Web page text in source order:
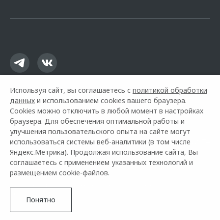
Горячая линия OMODA: 8 (831) 211-92-74
© 2026 Нижегородец Восток
Используя сайт, вы соглашаетесь с политикой обработки
данных и использованием cookies вашего браузера.
Cookies можно отключить в любой момент в настройках
браузера. Для обеспечения оптимальной работы и
улучшения пользовательского опыта на сайте могут
использоваться системы веб-аналитики (в том числе
Яндекс.Метрика). Продолжая использование сайта, Вы
соглашаетесь с применением указанных технологий и
размещением cookie-файлов.
Понятно